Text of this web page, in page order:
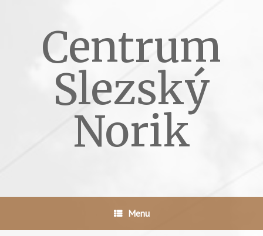
Centrum
Slezský
Norik
Menu